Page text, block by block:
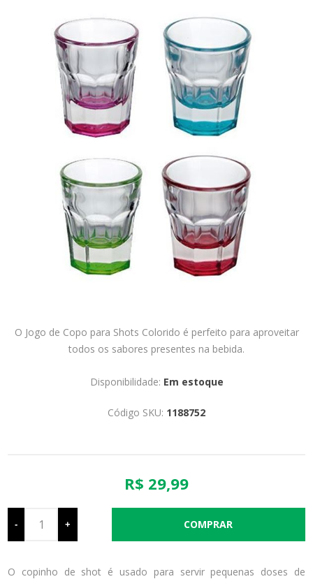
O Jogo de Copo para Shots Colorido é perfeito para aproveitar
todos os sabores presentes na bebida.
Disponibilidade: Em estoque
Código SKU: 1188752
R$ 29,99
- +
O copinho de shot é usado para servir pequenas doses de